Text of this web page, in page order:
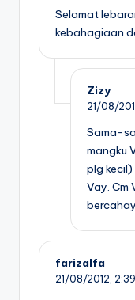
Selamat
kebahagiaan
Zizy
21/08/
Sama-
mangku
plg
Vay. Cm
farizalfa
21/08/2012,